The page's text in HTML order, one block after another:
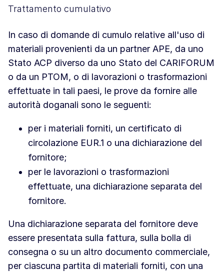
Trattamento cumulativo
In caso di domande di cumulo relative all'uso di
materiali provenienti da un partner APE, da uno
Stato ACP diverso da uno Stato del CARIFORUM
o da un PTOM, o di lavorazioni o trasformazioni
effettuate in tali paesi, le prove da fornire alle
autorità doganali sono le seguenti:
per i materiali forniti, un certificato di
circolazione EUR.1 o una dichiarazione del
fornitore;
per le lavorazioni o trasformazioni
effettuate, una dichiarazione separata del
fornitore.
Una dichiarazione separata del fornitore deve
essere presentata sulla fattura, sulla bolla di
consegna o su un altro documento commerciale,
per ciascuna partita di materiali forniti, con una